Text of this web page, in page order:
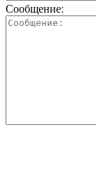
Сообщение: